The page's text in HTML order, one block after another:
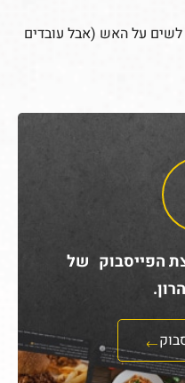
על האש (אבל עובדים
הפייסבוק של